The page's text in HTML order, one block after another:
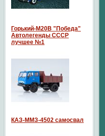
Горький-М20В "Победа"
Автолегенды СССР
лучшее №1
КАЗ-ММЗ-4502 самосвал